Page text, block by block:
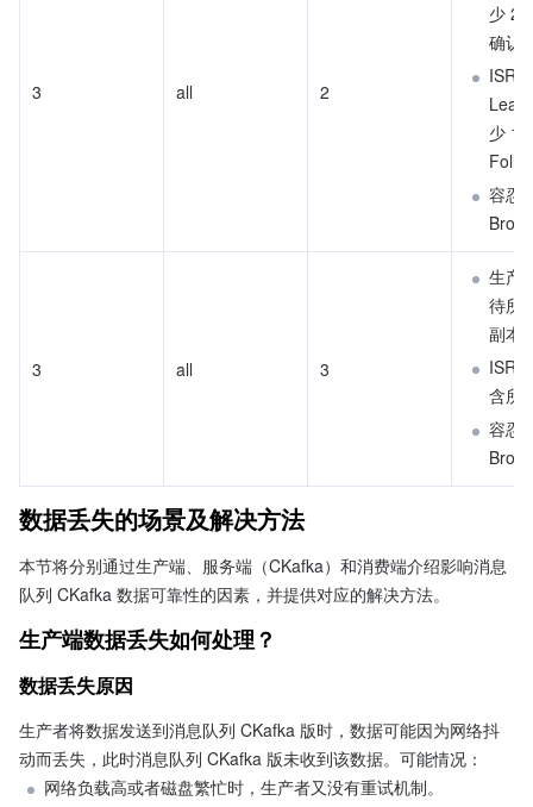
​3​ all ​2​
少 2
确认
ISR
少 1
容忍
​3​ all ​3​
生产
待所
副本
ISR
含所
容忍
数据丢失的场景及解决方法
本节将分别通过生产端、服务端（CKafka）和消费端介绍影响消息
队列 CKafka 数据可靠性的因素，并提供对应的解决方法。
生产端数据丢失如何处理？
数据丢失原因
生产者将数据发送到消息队列 CKafka 版时，数据可能因为网络抖
动而丢失，此时消息队列 CKafka 版未收到该数据。可能情况：
网络负载高或者磁盘繁忙时，生产者又没有重试机制。